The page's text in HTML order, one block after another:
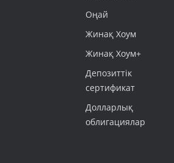
Оңай
Жинақ Хоум
Жинақ Хоум+
Депозиттік
сертификат
Долларлық
облигациялар